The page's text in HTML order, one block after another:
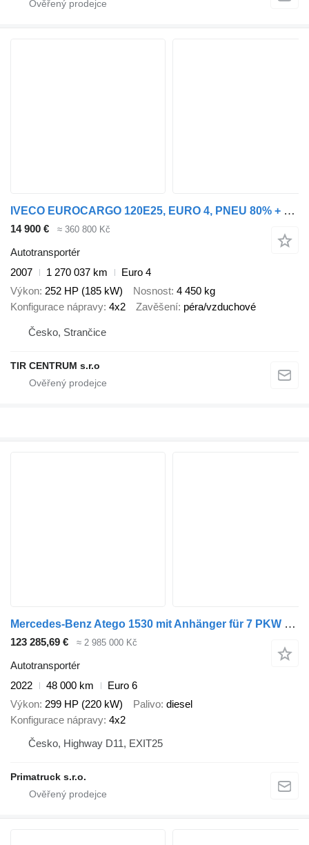
IVECO EUROCARGO 120E25, EURO 4, PNEU 80% + SVAN CHTP08
14 900 € ≈ 360 800 Kč
Autotransportér
2007
1 270 037 km
Euro 4
Výkon 252 HP (185 kW) Nosnost 4 450 kg
Konfigurace nápravy 4x2 Zavěšení péra/vzduchové
Česko, Strančice
TIR CENTRUM s.r.o
Mercedes-Benz Atego 1530 mit Anhänger für 7 PKW + přívěs autotransportér
123 285,69 € ≈ 2 985 000 Kč
Autotransportér
2022
48 000 km
Euro 6
Výkon 299 HP (220 kW) Palivo diesel
Konfigurace nápravy 4x2
Česko, Highway D11, EXIT25
Primatruck s.r.o.